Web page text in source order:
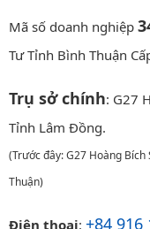
Mã số doanh nghiệp
Tư Tỉnh Bình Thuận
Trụ sở chính: G27
Tỉnh Lâm Đồng.
(Trước đây: G27 Hoàng Bích
Thuận)
Điện thoại: +84 916